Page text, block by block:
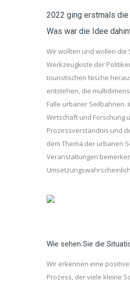
2022 ging erstmals die
Was war die Idee
Wir wollten und wollen
Werkzeugkiste der
touristischen Nische
entstehen, die
Falle urbaner Seilbahnen.
Wirtschaft und Forschung
Prozessverständnis und
dem Thema der urbanen
Veranstaltungen
Wie sehen Sie die
Wir erkennen eine
Prozess, der viele kleine